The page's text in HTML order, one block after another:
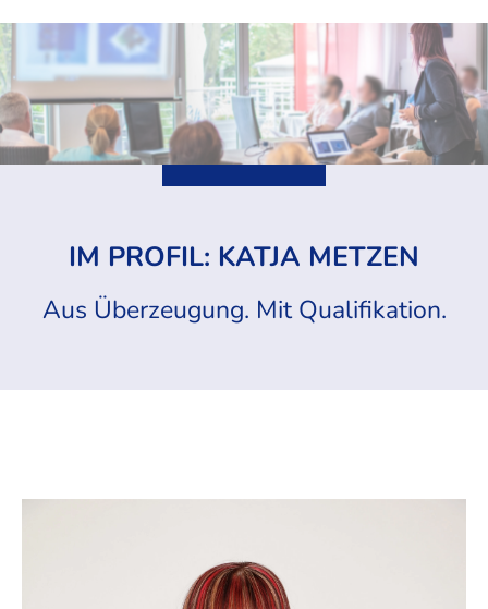
IM PROFIL: KATJA METZEN
Aus Überzeugung. Mit Qualifikation.